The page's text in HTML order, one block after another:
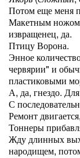
Потом еще меня
Макетным
извращенец, да.
Птицу Ворона.
Энное
червярии" и
пластиковыми
А, да, гнездо.
С
Ремонт
Тоннеры
Жду длинных
народищем,